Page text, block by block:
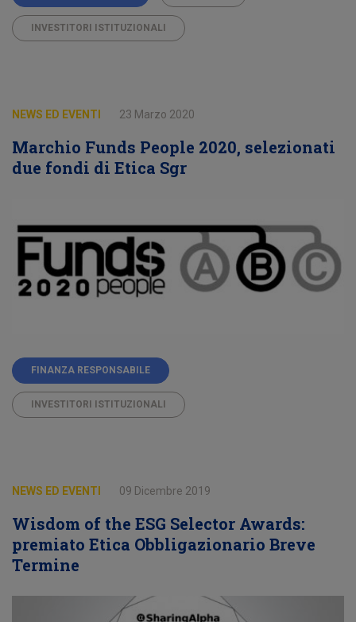
INVESTITORI ISTITUZIONALI
NEWS ED EVENTI 23 Marzo 2020
Marchio Funds People 2020, selezionati
due fondi di Etica Sgr
FINANZA RESPONSABILE
INVESTITORI ISTITUZIONALI
NEWS ED EVENTI 09 Dicembre 2019
Wisdom of the ESG Selector Awards:
premiato Etica Obbligazionario Breve
Termine